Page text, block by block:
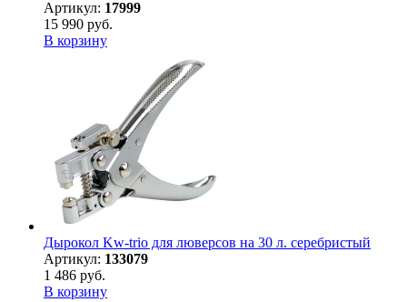
Артикул: 17999
15 990 руб.
В корзину
Дырокол Kw-trio для люверсов на 30 л. серебристый
Артикул: 133079
1 486 руб.
В корзину